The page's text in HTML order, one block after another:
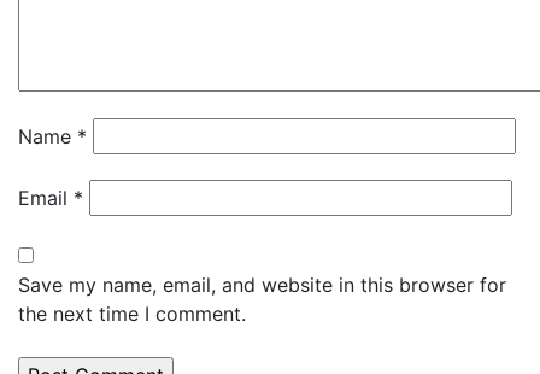
Name *
Email *
Save my name, email, and website in this browser for
the next time I comment.